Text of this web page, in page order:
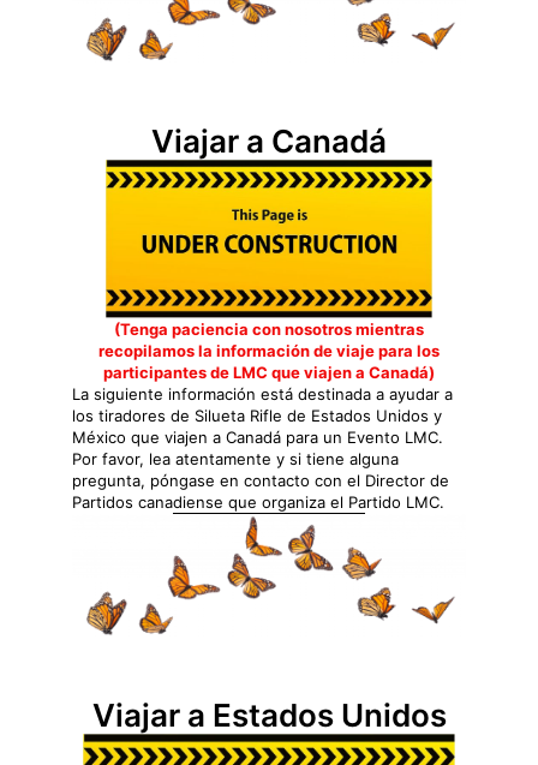
Viajar a Canadá
(Tenga paciencia con nosotros mientras
recopilamos la información de viaje para los
participantes de LMC que viajen a Canadá)
La siguiente información está destinada a ayudar a
los tiradores de Silueta Rifle de Estados Unidos y
México que viajen a Canadá para un Evento LMC.
Por favor, lea atentamente y si tiene alguna
pregunta, póngase en contacto con el Director de
Partidos canadiense que organiza el Partido LMC.
Viajar a Estados Unidos